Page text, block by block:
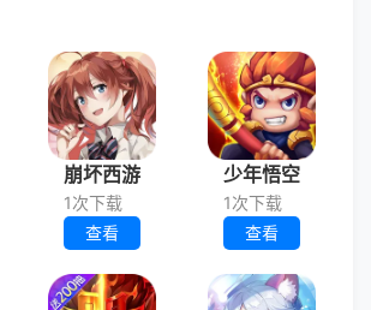
崩坏西游
1次下载
查看
少年悟空
1次下载
查看